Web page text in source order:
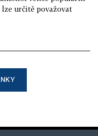
určitě považovat